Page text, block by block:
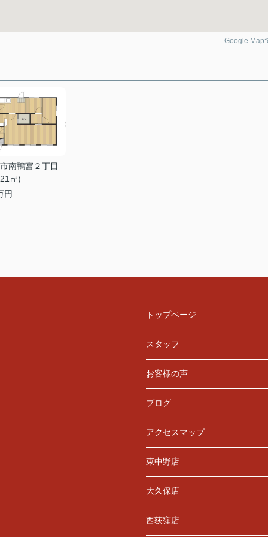
Google Map
南鴨宮２丁目
㎡)
円
トップページ
スタッフ
お客様の声
ブログ
アクセスマップ
東中野店
大久保店
西荻窪店